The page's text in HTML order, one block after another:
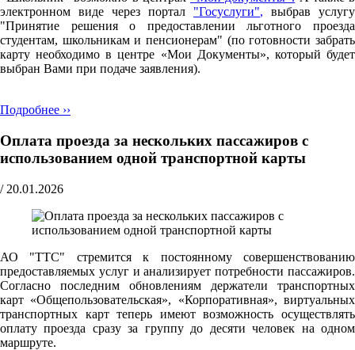
электронном виде через портал "Госуслуги", выбрав услугу
"Принятие решения о предоставлении льготного проезда
студентам, школьникам и пенсионерам" (по готовности забрать
карту необходимо в центре «Мои Документы», который будет
выбран Вами при подаче заявления).
Подробнее ››
Оплата проезда за нескольких пассажиров с
использованием одной транспортной карты
/ 20.01.2026
АО "ТТС" стремится к постоянному совершенствованию
предоставляемых услуг и анализирует потребности пассажиров.
Согласно последним обновлениям держатели транспортных
карт «Общепользовательская», «Корпоративная», виртуальных
транспортных карт теперь имеют возможность осуществлять
оплату проезда сразу за группу до десяти человек на одном
маршруте.